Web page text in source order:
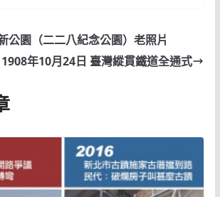
公園（二二八紀念公園）老照片
1908年10月24日 臺灣縱貫鐵道全通式